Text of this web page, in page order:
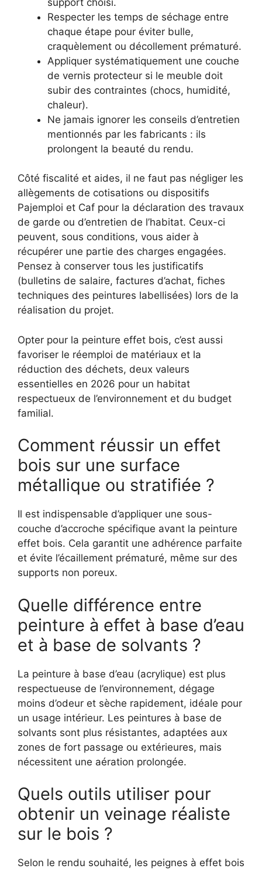
Respecter les temps de séchage entre
chaque étape pour éviter bulle,
craquèlement ou décollement prématuré.
Appliquer systématiquement une couche
de vernis protecteur si le meuble doit
subir des contraintes (chocs, humidité,
chaleur).
Ne jamais ignorer les conseils d’entretien
mentionnés par les fabricants : ils
prolongent la beauté du rendu.
Côté fiscalité et aides, il ne faut pas négliger les
allègements de cotisations ou dispositifs
Pajemploi et Caf pour la déclaration des travaux
de garde ou d’entretien de l’habitat. Ceux-ci
peuvent, sous conditions, vous aider à
récupérer une partie des charges engagées.
Pensez à conserver tous les justificatifs
(bulletins de salaire, factures d’achat, fiches
techniques des peintures labellisées) lors de la
réalisation du projet.
Opter pour la peinture effet bois, c’est aussi
favoriser le réemploi de matériaux et la
réduction des déchets, deux valeurs
essentielles en 2026 pour un habitat
respectueux de l’environnement et du budget
familial.
Comment réussir un effet
bois sur une surface
métallique ou stratifiée ?
Il est indispensable d’appliquer une sous-
couche d’accroche spécifique avant la peinture
effet bois. Cela garantit une adhérence parfaite
et évite l’écaillement prématuré, même sur des
supports non poreux.
Quelle différence entre
peinture à effet à base d’eau
et à base de solvants ?
La peinture à base d’eau (acrylique) est plus
respectueuse de l’environnement, dégage
moins d’odeur et sèche rapidement, idéale pour
un usage intérieur. Les peintures à base de
solvants sont plus résistantes, adaptées aux
zones de fort passage ou extérieures, mais
nécessitent une aération prolongée.
Quels outils utiliser pour
obtenir un veinage réaliste
sur le bois ?
Selon le rendu souhaité, les peignes à effet bois